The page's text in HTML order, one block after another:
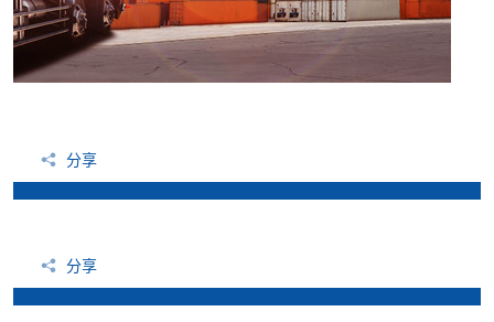
分享
分享